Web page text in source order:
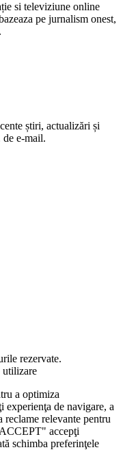
si televiziune online
pe jurnalism onest,
știri, actualizări și
de e-mail.
rezervate.
utilizare
a optimiza
experienţa de navigare, a
reclame relevante pentru
accepţi
schimba preferinţele